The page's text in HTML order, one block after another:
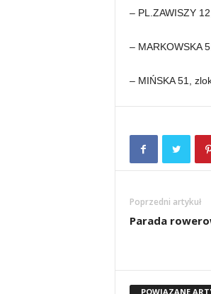
– PL.ZAWISZY
– MARKOWSKA
– MIŃSKA 51,
Poprzedni artykuł
Parada
POWIĄZANE